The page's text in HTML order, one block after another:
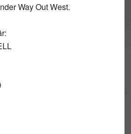
Way Out West.